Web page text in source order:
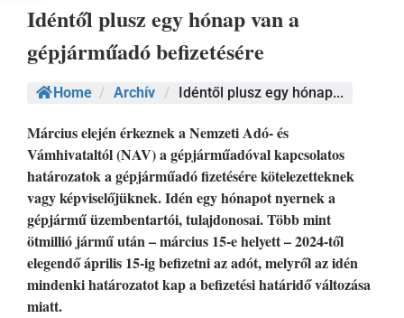
Idéntől plusz egy hónap van a
gépjárműadó befizetésére
Home / Archív / Idéntől plusz egy hónap...
Március elején érkeznek a Nemzeti Adó- és
Vámhivataltól (NAV) a gépjárműadóval kapcsolatos
határozatok a gépjárműadó fizetésére kötelezetteknek
vagy képviselőjüknek. Idén egy hónapot nyernek a
gépjármű üzembentartói, tulajdonosai. Több mint
ötmillió jármű után – március 15-e helyett – 2024-től
elegendő április 15-ig befizetni az adót, melyről az idén
mindenki határozatot kap a befizetési határidő változása
miatt.